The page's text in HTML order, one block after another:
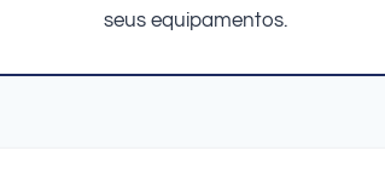
seus equipamentos.